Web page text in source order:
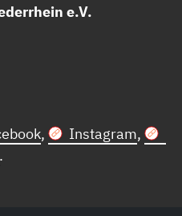
e.V.
, Instagram,
.